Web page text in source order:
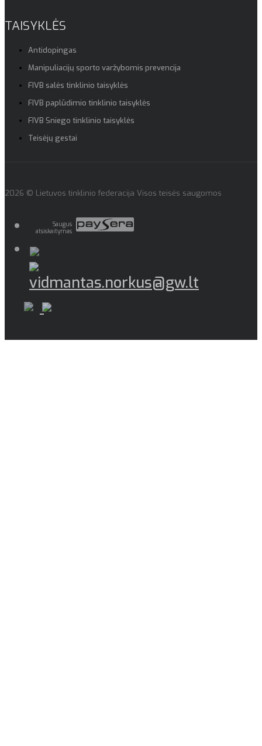
TAISYKLĖS
Antidopingas
Manipuliacijų sporto varžybomis prevencija
FIVB salės tinklinio taisyklės
FIVB paplūdimio tinklinio taisyklės
FIVB Sniego tinklinio taisyklės
Teisėjų gestai
2026 © Lietuvos tinklinio federacija Visos teisės saugomos
Saugus
atsiskaitymas